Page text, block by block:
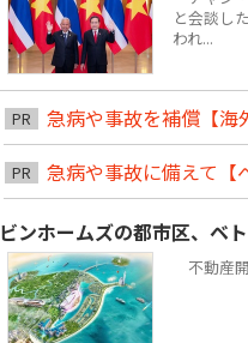
と会談し
われ...
PR 急病や事故を補償【海
PR 急病や事故に備えて【
ビンホームズの都市区、ベ
不動産